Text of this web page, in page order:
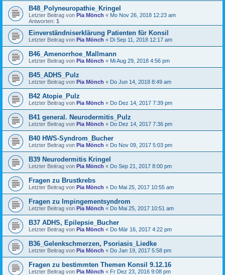
B48_Polyneuropathie_Kringel
Letzter Beitrag von Pia Mönch « Mo Nov 26, 2018 12:23 am
Antworten: 1
Einverständniserklärung Patienten für Konsil
Letzter Beitrag von Pia Mönch « Di Sep 11, 2018 12:17 am
B46_Amenorrhoe_Mallmann
Letzter Beitrag von Pia Mönch « Mi Aug 29, 2018 4:56 pm
B45_ADHS_Pulz
Letzter Beitrag von Pia Mönch « Do Jun 14, 2018 8:49 am
B42 Atopie_Pulz
Letzter Beitrag von Pia Mönch « Do Dez 14, 2017 7:39 pm
B41 general. Neurodermitis_Pulz
Letzter Beitrag von Pia Mönch « Do Dez 14, 2017 7:36 pm
B40 HWS-Syndrom_Bucher
Letzter Beitrag von Pia Mönch « Do Nov 09, 2017 5:03 pm
B39 Neurodermitis Kringel
Letzter Beitrag von Pia Mönch « Do Sep 21, 2017 8:00 pm
Fragen zu Brustkrebs
Letzter Beitrag von Pia Mönch « Do Mai 25, 2017 10:55 am
Fragen zu Impingementsyndrom
Letzter Beitrag von Pia Mönch « Do Mai 25, 2017 10:51 am
B37 ADHS, Epilepsie_Bucher
Letzter Beitrag von Pia Mönch « Do Mär 16, 2017 4:22 pm
B36_Gelenkschmerzen, Psoriasis_Liedke
Letzter Beitrag von Pia Mönch « Do Jan 19, 2017 5:58 pm
Fragen zu bestimmten Themen Konsil 9.12.16
Letzter Beitrag von Pia Mönch « Fr Dez 23, 2016 9:08 pm